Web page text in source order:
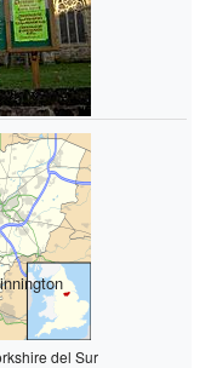
del Sur